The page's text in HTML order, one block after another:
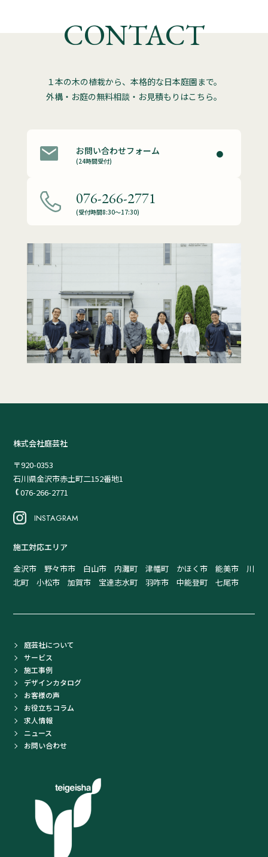
CONTACT
１本の木の植栽から、本格的な日本庭園まで。
外構・お庭の無料相談・お見積もりはこちら。
お問い合わせフォーム
(24時間受付)
076-266-2771
(受付時間8:30～17:30)
株式会社庭芸社
〒920-0353
石川県金沢市赤土町二152番地1
076-266-2771
INSTAGRAM
施工対応エリア
金沢市 野々市市 白山市 内灘町 津幡町 かほく市 能美市 川
北町 小松市 加賀市 宝達志水町 羽咋市 中能登町 七尾市
庭芸社について
サービス
施工事例
デザインカタログ
お客様の声
お役立ちコラム
求人情報
ニュース
お問い合わせ